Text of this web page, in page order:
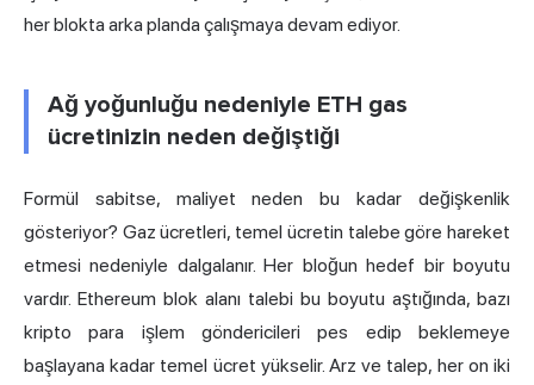
her blokta arka planda çalışmaya devam ediyor.
Ağ yoğunluğu nedeniyle ETH gas
ücretinizin neden değiştiği
Formül sabitse, maliyet neden bu kadar değişkenlik
gösteriyor? Gaz ücretleri, temel ücretin talebe göre hareket
etmesi nedeniyle dalgalanır. Her bloğun hedef bir boyutu
vardır. Ethereum blok alanı talebi bu boyutu aştığında, bazı
kripto para işlem göndericileri pes edip beklemeye
başlayana kadar temel ücret yükselir. Arz ve talep, her on iki